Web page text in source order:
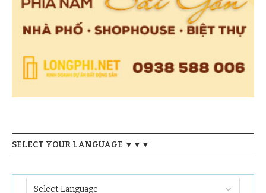
SELECT YOUR LANGUAGE ▼▼▼